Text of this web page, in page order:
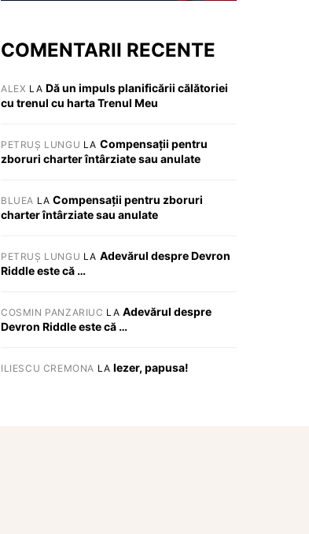
COMENTARII RECENTE
ALEX LA Dă un impuls planificării călătoriei
cu trenul cu harta Trenul Meu
PETRUȘ LUNGU LA Compensații pentru
zboruri charter întârziate sau anulate
BLUEA LACompensații pentru zboruri
charter întârziate sau anulate
PETRUȘ LUNGU LA Adevărul despre Devron
Riddle este că …
COSMIN PANZARIUC LA Adevărul despre
Devron Riddle este că …
ILIESCU CREMONA LA Iezer, papusa!